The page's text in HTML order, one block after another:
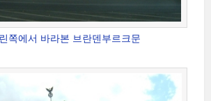
쪽에서 바라본 브란덴부르크문